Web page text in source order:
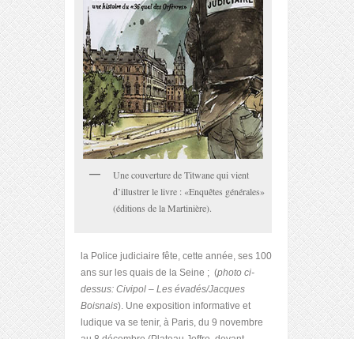
Une couverture de Titwane qui vient
d’illustrer le livre : «Enquêtes générales»
(éditions de la Martinière).
la Police judiciaire fête, cette année, ses 100
ans sur les quais de la Seine ; (photo ci-
dessus: Civipol – Les évadés/Jacques
Boisnais). Une exposition informative et
ludique va se tenir, à Paris, du 9 novembre